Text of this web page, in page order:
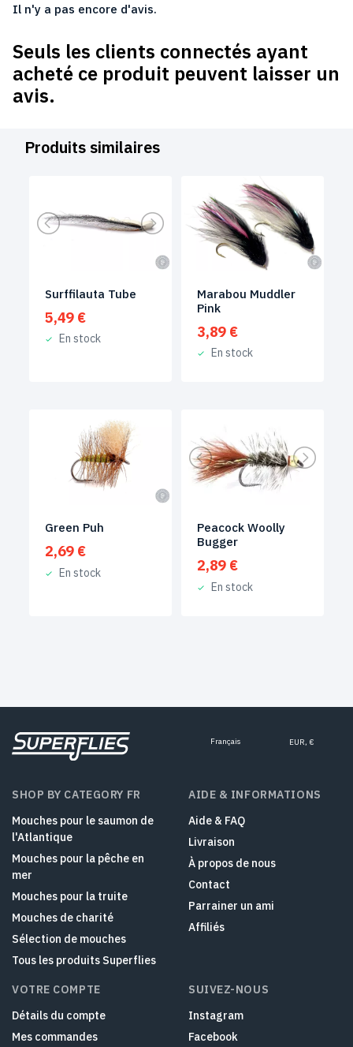
Il n'y a pas encore d'avis.
Seuls les clients connectés ayant
acheté ce produit peuvent laisser un
avis.
Produits similaires
Surffilauta Tube
5,49 €
En stock
Marabou Muddler
Pink
3,89 €
En stock
Green Puh
2,69 €
En stock
Peacock Woolly
Bugger
2,89 €
En stock
Français EUR, €
SHOP BY CATEGORY FR
Mouches pour le saumon de
l'Atlantique
Mouches pour la pêche en
mer
Mouches pour la truite
Mouches de charité
Sélection de mouches
Tous les produits Superflies
AIDE & INFORMATIONS
Aide & FAQ
Livraison
À propos de nous
Contact
Parrainer un ami
Affiliés
VOTRE COMPTE
Détails du compte
Mes commandes
SUIVEZ-NOUS
Instagram
Facebook